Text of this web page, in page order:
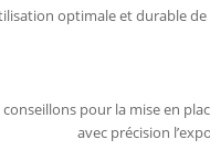
optimale et durable
pour la mise en
avec précision